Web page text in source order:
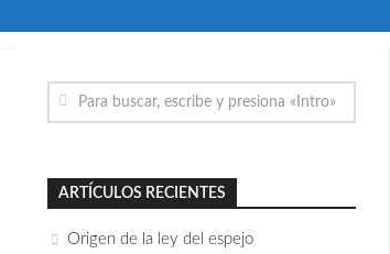
ARTÍCULOS RECIENTES
Origen de la ley del espejo